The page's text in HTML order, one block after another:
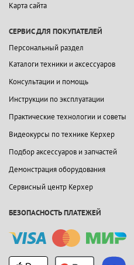
Карта сайта
СЕРВИС ДЛЯ ПОКУПАТЕЛЕЙ
Персональный раздел
Каталоги техники и аксессуаров
Консультации и помощь
Инструкции по эксплуатации
Практические технологии и советы
Видеокурсы по технике Керхер
Подбор аксессуаров и запчастей
Демонстрация оборудования
Сервисный центр Керхер
БЕЗОПАСНОСТЬ ПЛАТЕЖЕЙ